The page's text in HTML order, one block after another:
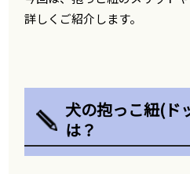
詳しくご紹介します。
犬の抱っこ紐(ド
は？